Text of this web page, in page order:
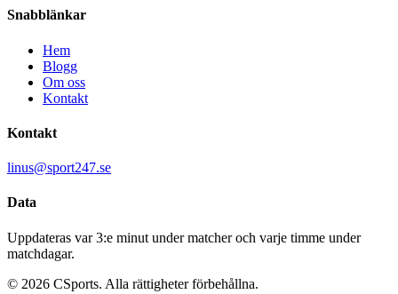
Snabblänkar
Hem
Blogg
Om oss
Kontakt
Kontakt
linus@sport247.se
Data
Uppdateras var 3:e minut under matcher och varje timme under
matchdagar.
© 2026 CSports. Alla rättigheter förbehållna.